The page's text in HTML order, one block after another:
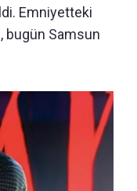
Emniyetteki
bugün Samsun